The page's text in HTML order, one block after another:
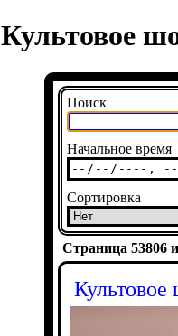
Культовое
Поиск
Начальное время
Сортировка
Страница 53806
Культовое